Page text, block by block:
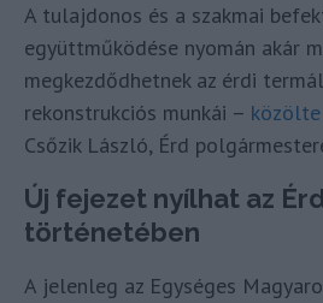
A tulajdonos és a szakmai
együttműködése nyomán akár
megkezdődhetnek az érdi
rekonstrukciós munkái – közölte
Csőzik László, Érd
Új fejezet nyílhat az
történetében
A jelenleg az Egységes